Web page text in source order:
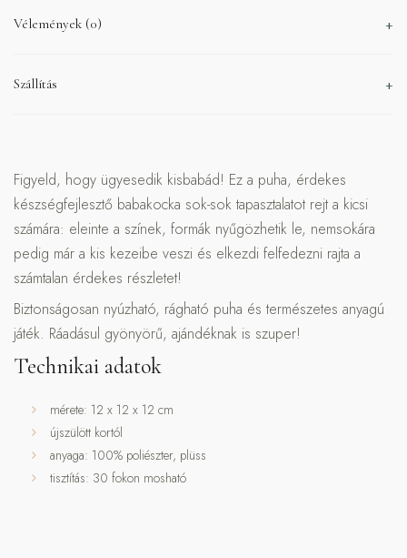
Vélemények (0)
Szállítás
Figyeld, hogy ügyesedik kisbabád! Ez a puha, érdekes
készségfejlesztő babakocka sok-sok tapasztalatot rejt a kicsi
számára: eleinte a színek, formák nyűgözhetik le, nemsokára
pedig már a kis kezeibe veszi és elkezdi felfedezni rajta a
számtalan érdekes részletet!
Biztonságosan nyúzható, rágható puha és természetes anyagú
játék. Ráadásul gyönyörű, ajándéknak is szuper!
Technikai adatok
mérete: 12 x 12 x 12 cm
újszülött kortól
anyaga: 100% poliészter, plüss
tisztítás: 30 fokon mosható